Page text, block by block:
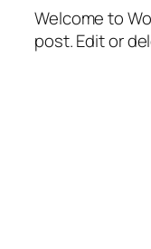
Welcome to
post. Edit or